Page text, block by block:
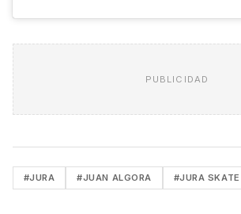
PUBLICIDAD
#JURA #JUAN ALGORA #JURA SKATE